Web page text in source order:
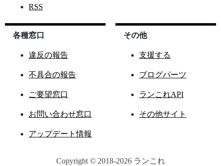
RSS
各種窓口
違反の報告
不具合の報告
ご要望窓口
お問い合わせ窓口
アップデート情報
その他
支援する
ブログパーツ
ランこれAPI
その他サイト
Copyright © 2018-2026 ランこれ